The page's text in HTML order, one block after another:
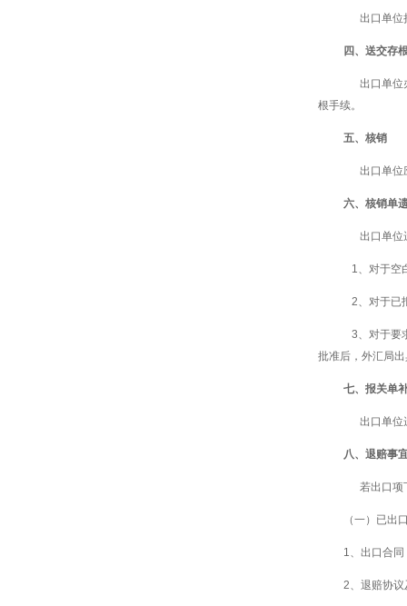
出口单位
四、送交存
出口单位
根手续。
五、核销
出口单位
六、核销单
出口单位
1、对于空
2、对于已
3、对于要
批准后，外汇局
七、报关单
出口单位
八、退赔事
若出口项
（一）已出
1、出口合同
2、退赔协